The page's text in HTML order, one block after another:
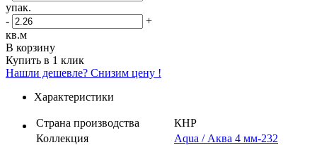
упак.
-
+
кв.м
В корзину
Купить в 1 клик
Нашли дешевле? Снизим цену !
Характеристики
Страна производства
КНР
Коллекция
Aqua / Аква 4 мм-232